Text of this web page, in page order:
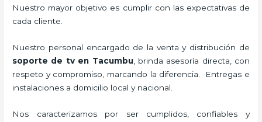
Nuestro mayor objetivo es cumplir con las expectativas de
cada cliente.
Nuestro personal encargado de la venta y distribución de
soporte de tv en Tacumbu, brinda asesoría directa, con
respeto y compromiso, marcando la diferencia. Entregas e
instalaciones a domicilio local y nacional.
Nos caracterizamos por ser cumplidos, confiables y